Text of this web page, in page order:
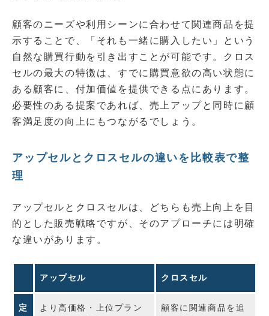
顧客のニーズや利用シーンに合わせて関連商品を提
示することで、「それも一緒に購入したい」という
自然な購買行動を引き出すことが可能です。クロス
セルの最大の特徴は、すでに購買意欲の高い状態に
ある顧客に、付加価値を提供できる点にあります。
必要性のある提案であれば、売上アップと同時に顧
客満足度の向上にもつながるでしょう。
アップセルとクロスセルの違いを比較表で整
理
アップセルとクロスセルは、どちらも売上向上を目
的とした販売戦略ですが、そのアプローチには明確
な違いがあります。
アップセル クロスセル
定
より高価格・上位プラン
顧客に関連商品を追